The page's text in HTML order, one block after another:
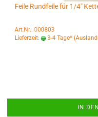
Feile Rundfeile für 1/4"
Art.Nr.: 000803
Lieferzeit:
3-4 Tage*
IN